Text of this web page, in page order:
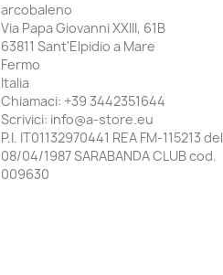
arcobaleno
Via Papa Giovanni XXIII, 61B
63811 Sant'Elpidio a Mare
Fermo
Italia
Chiamaci: +39 3442351644
Scrivici: info@a-store.eu
P.I. IT01132970441 REA FM-115213 del
08/04/1987 SARABANDA CLUB cod.
009630